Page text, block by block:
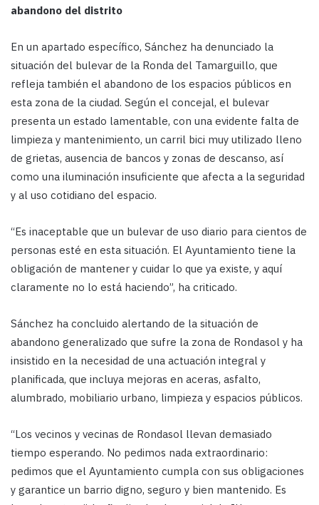
abandono del distrito
En un apartado específico, Sánchez ha denunciado la
situación del bulevar de la Ronda del Tamarguillo, que
refleja también el abandono de los espacios públicos en
esta zona de la ciudad. Según el concejal, el bulevar
presenta un estado lamentable, con una evidente falta de
limpieza y mantenimiento, un carril bici muy utilizado lleno
de grietas, ausencia de bancos y zonas de descanso, así
como una iluminación insuficiente que afecta a la seguridad
y al uso cotidiano del espacio.
“Es inaceptable que un bulevar de uso diario para cientos de
personas esté en esta situación. El Ayuntamiento tiene la
obligación de mantener y cuidar lo que ya existe, y aquí
claramente no lo está haciendo”, ha criticado.
Sánchez ha concluido alertando de la situación de
abandono generalizado que sufre la zona de Rondasol y ha
insistido en la necesidad de una actuación integral y
planificada, que incluya mejoras en aceras, asfalto,
alumbrado, mobiliario urbano, limpieza y espacios públicos.
“Los vecinos y vecinas de Rondasol llevan demasiado
tiempo esperando. No pedimos nada extraordinario:
pedimos que el Ayuntamiento cumpla con sus obligaciones
y garantice un barrio digno, seguro y bien mantenido. Es